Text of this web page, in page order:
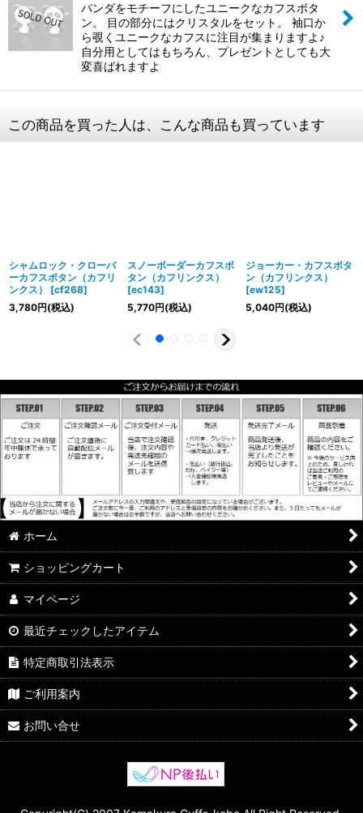
パンダをモチーフにしたユニークなカフスボタ
ン。 目の部分にはクリスタルをセット。 袖口か
ら覗くユニークなカフスに注目が集まりますよ♪
自分用としてはもちろん、プレゼントとしても大
変喜ばれますよ
この商品を買った人は、こんな商品も買っています
シャムロック・クローバ
ーカフスボタン（カフリ
ンクス）
[cf268]
3,780円(税込)
スノーボーダーカフスボ
タン（カフリンクス）
[ec143]
5,770円(税込)
ジョーカー・カフスボタ
ン（カフリンクス）
[ew125]
5,040円(税込)
ホーム
ショッピングカート
マイページ
最近チェックしたアイテム
特定商取引法表示
ご利用案内
お問い合せ